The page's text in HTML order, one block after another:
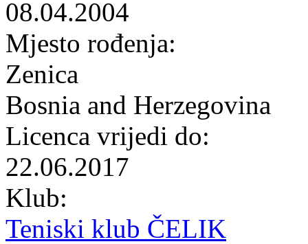
08.04.2004
Mjesto rođenja:
Zenica
Bosnia and Herzegovina
Licenca vrijedi do:
22.06.2017
Klub:
Teniski klub ČELIK